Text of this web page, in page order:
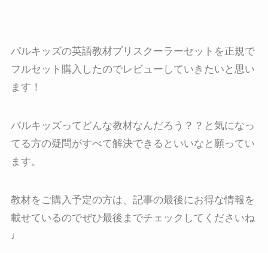
パルキッズの英語教材プリスクーラーセットを正規で
フルセット購入したのでレビューしていきたいと思い
ます！
パルキッズってどんな教材なんだろう？？と気になっ
てる方の疑問がすべて解決できるといいなと願ってい
ます。
教材をご購入予定の方は、記事の最後にお得な情報を
載せているのでぜひ最後までチェックしてくださいね
♩